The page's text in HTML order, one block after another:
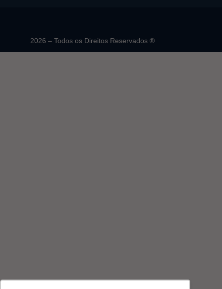
2026 – Todos os Direitos Reservados ®